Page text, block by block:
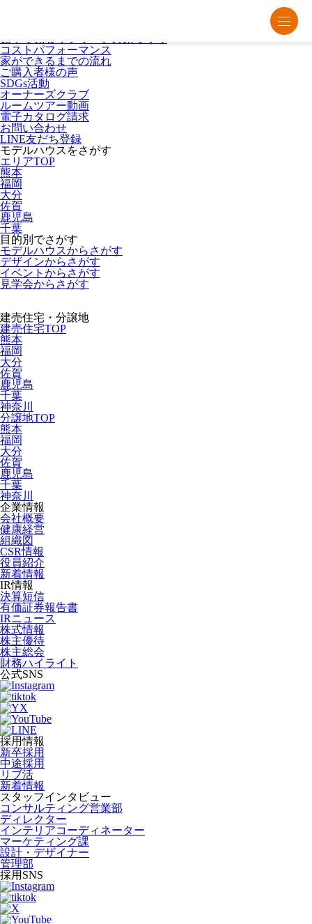
コストパフォーマンス
家ができるまでの流れ
ご購入者様の声
SDGs活動
オーナーズクラブ
ルームツアー動画
電子カタログ請求
お問い合わせ
LINE友だち登録
モデルハウスをさがす
エリアTOP
熊本
福岡
大分
佐賀
鹿児島
千葉
目的別でさがす
モデルハウスからさがす
デザインからさがす
イベントからさがす
見学会からさがす
建売住宅・分譲地
建売住宅TOP
熊本
福岡
大分
佐賀
鹿児島
千葉
神奈川
分譲地TOP
熊本
福岡
大分
佐賀
鹿児島
千葉
神奈川
企業情報
会社概要
健康経営
組織図
CSR情報
役員紹介
新着情報
IR情報
決算短信
有価証券報告書
IRニュース
株式情報
株主優待
株主総会
財務ハイライト
公式SNS
採用情報
新卒採用
中途採用
リブ活
新着情報
スタッフインタビュー
コンサルティング営業部
ディレクター
インテリアコーディネーター
マーケティング課
設計・デザイナー
管理部
採用SNS